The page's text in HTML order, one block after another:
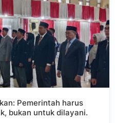
Pemerintah harus
bukan untuk dilayani.